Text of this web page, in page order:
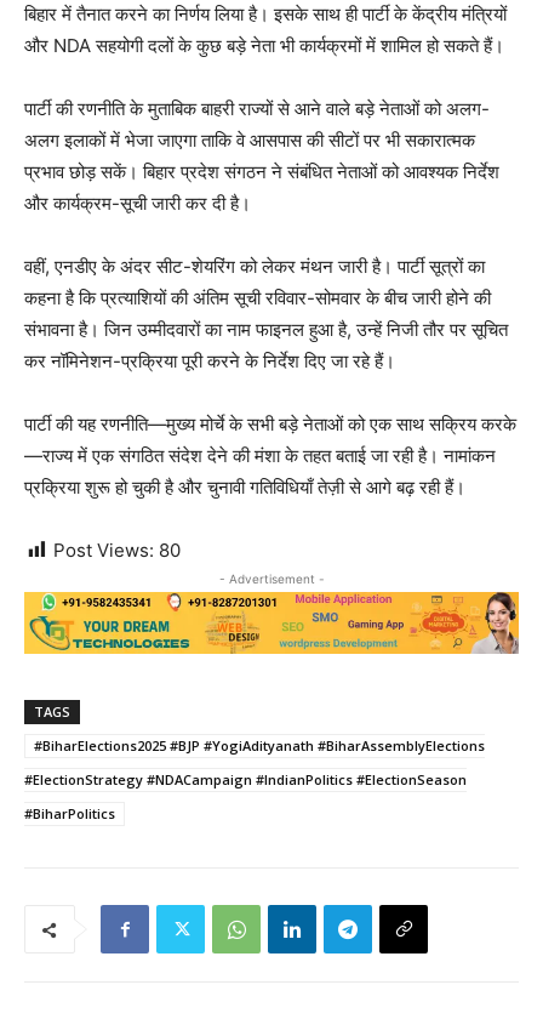
बिहार में तैनात करने का निर्णय लिया है। इसके साथ ही पार्टी के केंद्रीय मंत्रियों
और NDA सहयोगी दलों के कुछ बड़े नेता भी कार्यक्रमों में शामिल हो सकते हैं।
पार्टी की रणनीति के मुताबिक बाहरी राज्यों से आने वाले बड़े नेताओं को अलग-
अलग इलाकों में भेजा जाएगा ताकि वे आसपास की सीटों पर भी सकारात्मक
प्रभाव छोड़ सकें। बिहार प्रदेश संगठन ने संबंधित नेताओं को आवश्यक निर्देश
और कार्यक्रम-सूची जारी कर दी है।
वहीं, एनडीए के अंदर सीट-शेयरिंग को लेकर मंथन जारी है। पार्टी सूत्रों का
कहना है कि प्रत्याशियों की अंतिम सूची रविवार-सोमवार के बीच जारी होने की
संभावना है। जिन उम्मीदवारों का नाम फाइनल हुआ है, उन्हें निजी तौर पर सूचित
कर नॉमिनेशन-प्रक्रिया पूरी करने के निर्देश दिए जा रहे हैं।
पार्टी की यह रणनीति—मुख्य मोर्चे के सभी बड़े नेताओं को एक साथ सक्रिय करके
—राज्य में एक संगठित संदेश देने की मंशा के तहत बताई जा रही है। नामांकन
प्रक्रिया शुरू हो चुकी है और चुनावी गतिविधियाँ तेज़ी से आगे बढ़ रही हैं।
Post Views: 80
- Advertisement -
TAGS
#BiharElections2025 #BJP #YogiAdityanath #BiharAssemblyElections
#ElectionStrategy #NDACampaign #IndianPolitics #ElectionSeason
#BiharPolitics